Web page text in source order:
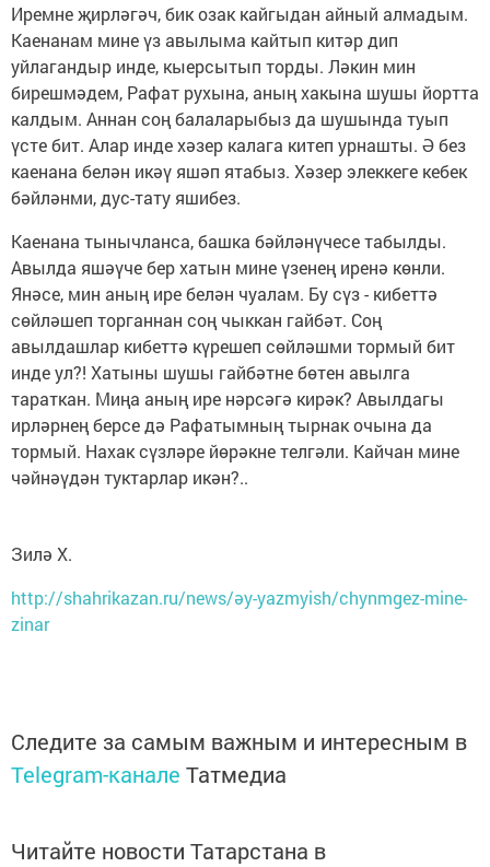
Иремне җирләгәч, бик озак кайгыдан айный алмадым.
Каенанам мине үз авылыма кайтып китәр дип
уйлагандыр инде, кыерсытып торды. Ләкин мин
бирешмәдем, Рафат рухына, аның хакына шушы йортта
калдым. Аннан соң балаларыбыз да шушында туып
үсте бит. Алар инде хәзер калага китеп урнашты. Ә без
каенана белән икәү яшәп ятабыз. Хәзер элеккеге кебек
бәйләнми, дус-тату яшибез.
Каенана тынычланса, башка бәйләнүчесе табылды.
Авылда яшәүче бер хатын мине үзенең иренә көнли.
Янәсе, мин аның ире белән чуалам. Бу сүз - кибеттә
сөйләшеп торганнан соң чыккан гайбәт. Соң
авылдашлар кибеттә күрешеп сөйләшми тормый бит
инде ул?! Хатыны шушы гайбәтне бөтен авылга
тараткан. Миңа аның ире нәрсәгә кирәк? Авылдагы
ирләрнең берсе дә Рафатымның тырнак очына да
тормый. Нахак сүзләре йөрәкне телгәли. Кайчан мине
чәйнәүдән туктарлар икән?..
Зилә Х.
http://shahrikazan.ru/news/әy-yazmyish/chynmgez-mine-
zinar
Следите за самым важным и интересным в
Telegram-канале Татмедиа
Читайте новости Татарстана в